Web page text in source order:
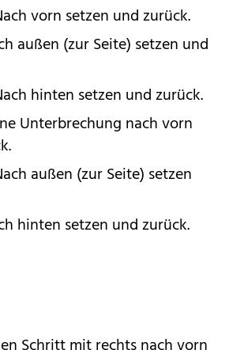
vorn setzen und zurück.
außen (zur Seite) setzen und
hinten setzen und zurück.
Unterbrechung nach vorn
außen (zur Seite) setzen
hinten setzen und zurück.